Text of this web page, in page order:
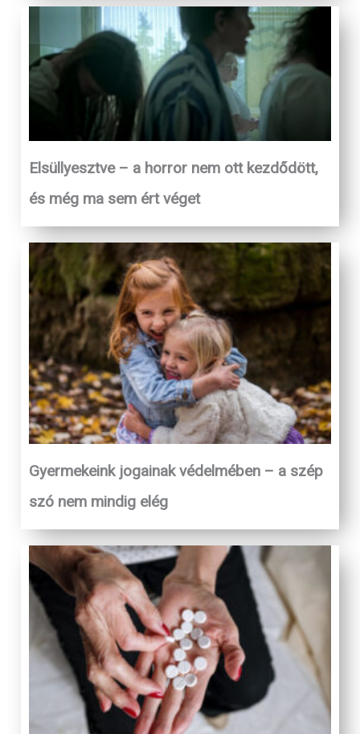
Elsüllyesztve – a horror nem ott kezdődött,
és még ma sem ért véget
Gyermekeink jogainak védelmében – a szép
szó nem mindig elég